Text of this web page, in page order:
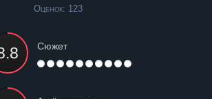
Оценок: 123
Сюжет